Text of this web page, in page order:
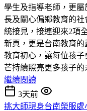
學生及指導老師，更
長及關心偏鄉教育的
統接見，接連迎來2項
新頁，更是台南教育
教育初心，讓每位孩
芒持續照亮更多孩子的
繼續閱讀
3天前
挑大師現身台南榮服處